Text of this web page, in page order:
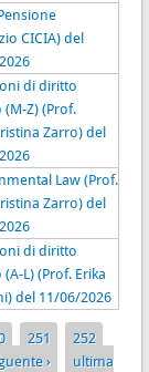
CICIA) del
di diritto
(M-Z) (Prof.
Zarro) del
Law (Prof.
Zarro) del
di diritto
L) (Prof. Erika
del 11/06/2026
251
252
› ultima